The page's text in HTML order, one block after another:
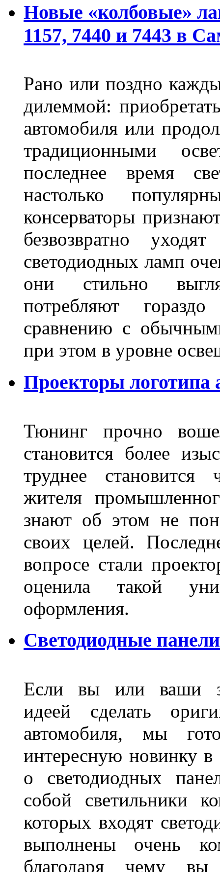
Новые «колбовые»
1157, 7440 и 7443 в
Рано или поздно
дилеммой:
автомобиля или
традиционными
последнее время
настолько
консерваторы
безвозвратно
светодиодных ламп
они стильно
потребляют
сравнению с
при этом в уровне
Проекторы логотипа
Тюнинг прочно
становится более
труднее становится
жителя
знают об этом не
своих целей.
вопросе стали
оценила такой
оформления.
Светодиодные
Если вы или ваши
идеей сделать
автомобиля, мы
интересную новинку в
о светодиодных
собой светильники
которых входят
выполнены очень
благодаря чему вы